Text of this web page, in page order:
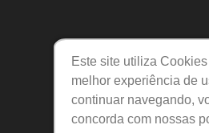
Links Úteis
Este site utiliza
melhor experiência de
continuar navegando,
concorda com nossas